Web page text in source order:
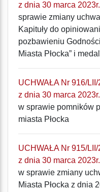
z dnia 30 marca 2023r.
sprawie zmiany
Kapituły do
pozbawieniu
Miasta Płocka” i
UCHWAŁA Nr 916/
z dnia 30 marca 2023r.
w sprawie pomników
miasta Płocka
UCHWAŁA Nr 915/
z dnia 30 marca 2023r.
w sprawie zmiany
Miasta Płocka z dnia